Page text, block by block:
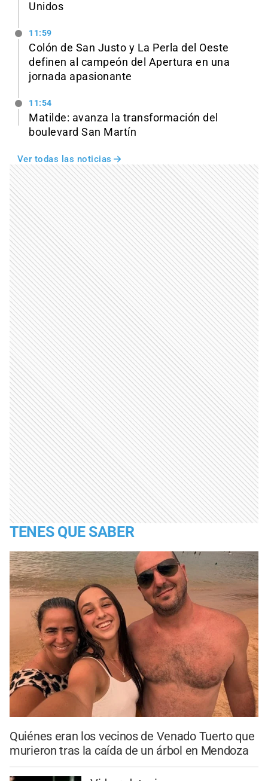
Unidos
11:59
Colón de San Justo y La Perla del Oeste
definen al campeón del Apertura en una
jornada apasionante
11:54
Matilde: avanza la transformación del
boulevard San Martín
Ver todas las noticias
TENES QUE SABER
Quiénes eran los vecinos de Venado Tuerto que
murieron tras la caída de un árbol en Mendoza